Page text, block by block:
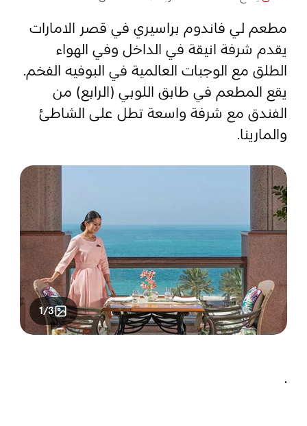
المفضلة رسم خريطة
أبو ظبي
منطقة العين
دائرة الثقافة والسياحة - أبوظبي
مركز أبوظبي الوطني للمعارض والمؤتمرات
مطعم لي فاندوم براسيري في قصر الامارات
يقدم شرفة انيقة في الداخل وفي الهواء
الطلق مع الوجبات العالمية في البوفيه الفخم.
يقع المطعم في طابق اللوبي (الرابع) من
الفندق مع شرفة واسعة تطل على الشاطئ
والمارينا.
1/3
.